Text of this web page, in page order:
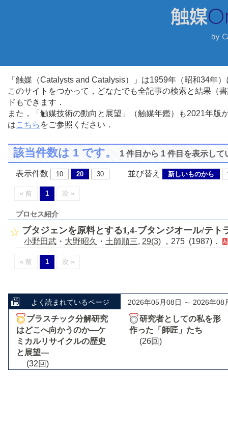
「触媒（Catalysts and Catalysis）」は1959年（昭和34年
このサイトをつかって，どなたでも全記事の検索と結果（
ドもできます．
また，「触媒技術の動向と展望」（触媒年鑑）も2021年
はこちら をご参照ください．
該当件数は 1 です。1 件目から 1 件目を表示して
表示件数 10 20 30 並び替え 新しいものから
« 前 1 次 »
プロセス紹介
ブタジェンを原料とする1,4-ブタンジオール/テト
小野田武 ・ 大野昭久 ・ 土師順三, 29(3) ，275 (1987)．
« 前 1 次 »
よく読まれているページ 2026年05月08日 ～ 2026年08
プラスチック分解研究
はどこへ向かうのか―ケ
ミカルリサイクルの歴史
と展望―
(32回)
研究者としての私を形
作った「師匠」たち
(26回)